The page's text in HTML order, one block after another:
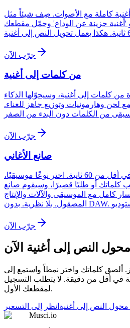
كاملة مع الأصوات. صِف شيئاً مثل
حزينة عن الوداع' وحمّل مقطعك
جرّب الآن
من كلمات إلى أغنية
من كلمات إلى أغنية، وسيحوّلها الذكاء
لحن وهارمونيات وتوزيع جاهز للغناء.
جرّب الآن
صانع الأغاني
اصنع أغنية من الصفر في أقل من 60 ثانية. اختر نوعًا موسيقيًا،
كلماتك أو طلبًا قصيرًا، وسيقوم صانع
كامل مع الموسيقى والآلات والإنتاج
جرّب الآن
النص إلى أغنية الآن
ألصق كلماتك واختر نمطاً واستمع إلى
في أقل من دقيقة. لا يتطلب التسجيل
لمقطعك الأول.
محول النص إلى أغنية انظر إلى التسعير
Musci.io